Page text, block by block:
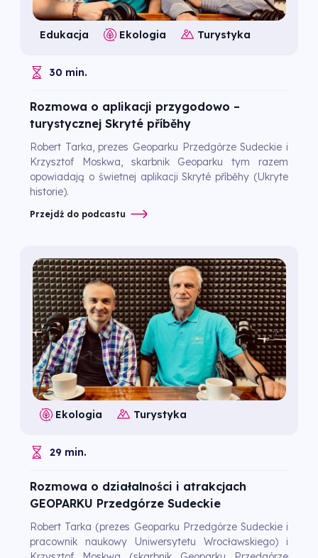
Edukacja Ekologia Turystyka
30 min.
Rozmowa o aplikacji przygodowo –
turystycznej Skryté příběhy
Robert Tarka, prezes Geoparku Przedgórze Sudeckie i
Krzysztof Moskwa, skarbnik Geoparku tym razem
opowiadają o świetnej aplikacji Skryté příběhy (Ukryte
historie).
Przejdź do podcastu
Ekologia Turystyka
29 min.
Rozmowa o działalności i atrakcjach
GEOPARKU Przedgórze Sudeckie
Robert Tarka (prezes Geoparku Przedgórze Sudeckie i
pracownik naukowy Uniwersytetu Wrocławskiego) i